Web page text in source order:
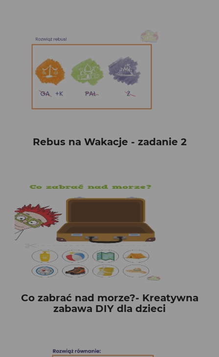
Rebus na Wakacje - zadanie 2
Co zabrać nad morze?- Kreatywna
zabawa DIY dla dzieci